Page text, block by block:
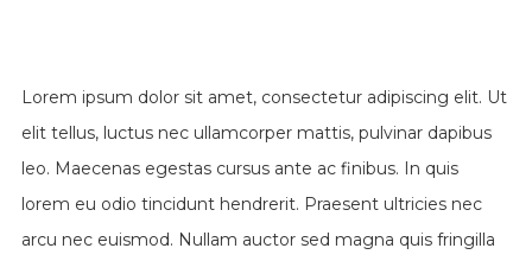
Lorem ipsum dolor sit amet, consectetur adipiscing elit. Ut
elit tellus, luctus nec ullamcorper mattis, pulvinar dapibus
leo. Maecenas egestas cursus ante ac finibus. In quis
lorem eu odio tincidunt hendrerit. Praesent ultricies nec
arcu nec euismod. Nullam auctor sed magna quis fringilla